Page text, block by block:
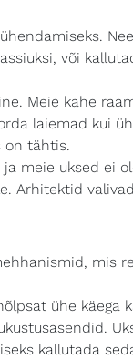
või
Meie kahe
laiemad kui
on tähtis.
meie uksed ei
Arhitektid
mis
ühe käega
kallutada